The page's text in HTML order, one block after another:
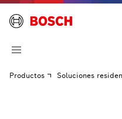
Productos Soluciones